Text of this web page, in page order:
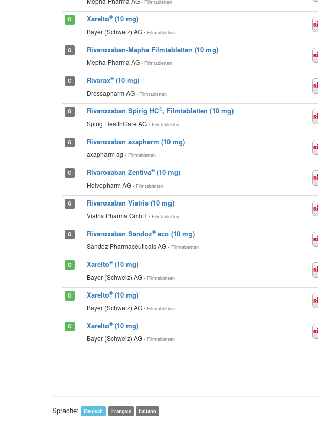
• Filmtabletten
O Xarelto® (10 mg)
Bayer (Schweiz) AG • Filmtabletten
G Rivaroxaban-Mepha Filmtabletten (10 mg)
Mepha Pharma AG • Filmtabletten
G Rivarax® (10 mg)
Drossapharm AG • Filmtabletten
G Rivaroxaban Spirig HC®, Filmtabletten (10 mg)
Spirig HealthCare AG • Filmtabletten
G Rivaroxaban axapharm (10 mg)
axapharm ag • Filmtabletten
G Rivaroxaban Zentiva® (10 mg)
Helvepharm AG • Filmtabletten
G Rivaroxaban Viatris (10 mg)
Viatris Pharma GmbH • Filmtabletten
G Rivaroxaban Sandoz® eco (10 mg)
Sandoz Pharmaceuticals AG • Filmtabletten
O Xarelto® (10 mg)
Bayer (Schweiz) AG • Filmtabletten
O Xarelto® (10 mg)
Bayer (Schweiz) AG • Filmtabletten
O Xarelto® (10 mg)
Bayer (Schweiz) AG • Filmtabletten
Sprache: Deutsch Français Italiano